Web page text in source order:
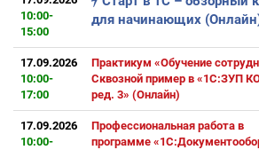
10:00-
15:00
для начинающих
17.09.2026
10:00-
17:00
Практикум «Обучение
Сквозной пример в «1С:ЗУП
ред. 3» (Онлайн)
17.09.2026
10:00-
Профессиональная работа в
программе